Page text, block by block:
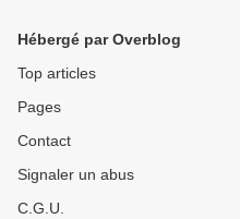
Hébergé par Overblog
Top articles
Pages
Contact
Signaler un abus
C.G.U.